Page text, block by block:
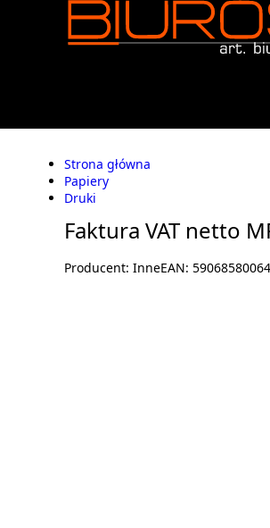
Strona główna
Papiery
Druki
Faktura VAT netto
Producent: InneEAN: